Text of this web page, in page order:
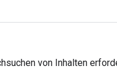
von Inhalten